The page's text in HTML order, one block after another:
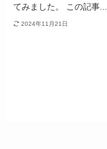
てみました。 この記事...
2024年11月21日